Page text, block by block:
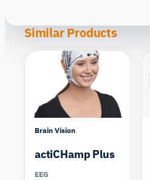
Similar Products
Brain Vision
actiCHamp Plus
EEG
Compare